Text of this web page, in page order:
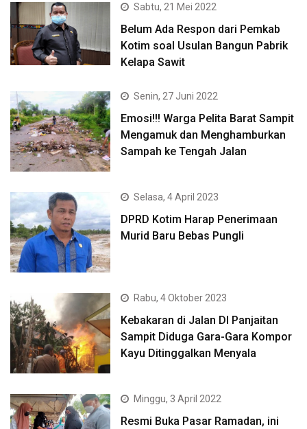
Sabtu, 21 Mei 2022
Belum Ada Respon dari Pemkab
Kotim soal Usulan Bangun Pabrik
Kelapa Sawit
Senin, 27 Juni 2022
Emosi!!! Warga Pelita Barat Sampit
Mengamuk dan Menghamburkan
Sampah ke Tengah Jalan
Selasa, 4 April 2023
DPRD Kotim Harap Penerimaan
Murid Baru Bebas Pungli
Rabu, 4 Oktober 2023
Kebakaran di Jalan DI Panjaitan
Sampit Diduga Gara-Gara Kompor
Kayu Ditinggalkan Menyala
Minggu, 3 April 2022
Resmi Buka Pasar Ramadan, ini